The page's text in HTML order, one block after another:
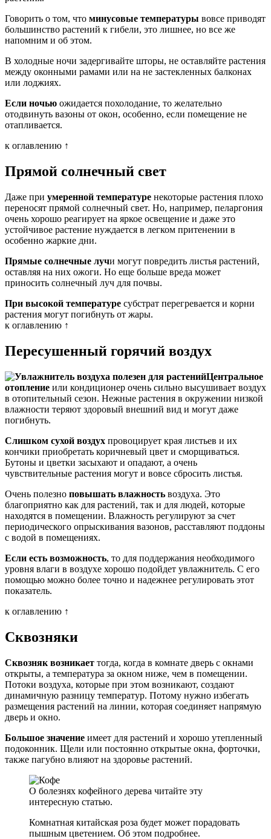
Говорить о том, что минусовые температуры вовсе приводят
большинство растений к гибели, это лишнее, но все же
напомним и об этом.
В холодные ночи задергивайте шторы, не оставляйте растения
между оконными рамами или на не застекленных балконах
или лоджиях.
Если ночью ожидается похолодание, то желательно
отодвинуть вазоны от окон, особенно, если помещение не
отапливается.
к оглавлению ↑
Прямой солнечный свет
Даже при умеренной температуре некоторые растения плохо
переносят прямой солнечный свет. Но, например, пеларгония
очень хорошо реагирует на яркое освещение и даже это
устойчивое растение нуждается в легком притенении в
особенно жаркие дни.
Прямые солнечные лучи могут повредить листья растений,
оставляя на них ожоги. Но еще больше вреда может
приносить солнечный луч для почвы.
При высокой температуре субстрат перегревается и корни
растения могут погибнуть от жары.
к оглавлению ↑
Пересушенный горячий воздух
Центральное
отопление или кондиционер очень сильно высушивает воздух
в отопительный сезон. Нежные растения в окружении низкой
влажности теряют здоровый внешний вид и могут даже
погибнуть.
Слишком сухой воздух провоцирует края листьев и их
кончики приобретать коричневый цвет и сморщиваться.
Бутоны и цветки засыхают и опадают, а очень
чувствительные растения могут и вовсе сбросить листья.
Очень полезно повышать влажность воздуха. Это
благоприятно как для растений, так и для людей, которые
находятся в помещении. Влажность регулируют за счет
периодического опрыскивания вазонов, расставляют поддоны
с водой в помещениях.
Если есть возможность, то для поддержания необходимого
уровня влаги в воздухе хорошо подойдет увлажнитель. С его
помощью можно более точно и надежнее регулировать этот
показатель.
к оглавлению ↑
Сквозняки
Сквозняк возникает тогда, когда в комнате дверь с окнами
открыты, а температура за окном ниже, чем в помещении.
Потоки воздуха, которые при этом возникают, создают
динамичную разницу температур. Потому нужно избегать
размещения растений на линии, которая соединяет напрямую
дверь и окно.
Большое значение имеет для растений и хорошо утепленный
подоконник. Щели или постоянно открытые окна, форточки,
также пагубно влияют на здоровье растений.
О болезнях кофейного дерева читайте эту
интересную статью.
Комнатная китайская роза будет может порадовать
пышным цветением. Об этом подробнее.